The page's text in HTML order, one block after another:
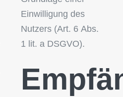
Einwilligung des
Nutzers (Art. 6 Abs.
1 lit. a DSGVO).